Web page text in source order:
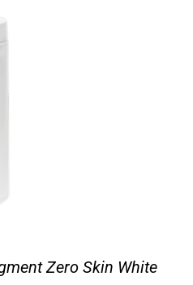
Zero Skin White